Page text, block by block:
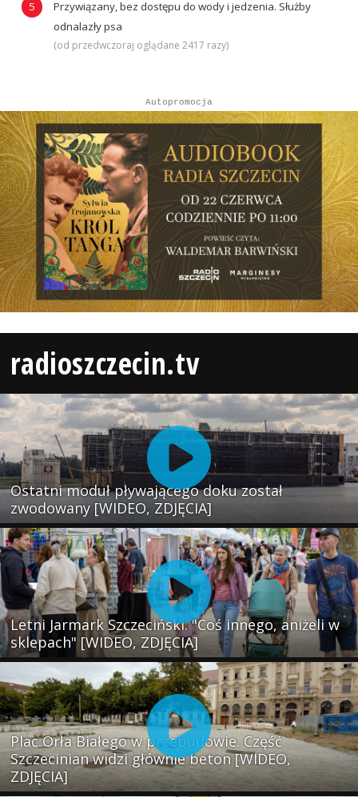
Przywiązany, bez dostępu do wody i jedzenia. Służby
odnalazły psa
(od przedwczoraj oglądane 2417 razy)
Autopromocja
radioszczecin.tv
Ostatni moduł pływającego doku został
zwodowany [WIDEO, ZDJĘCIA]
Letni Jarmark Szczeciński. "Coś innego, aniżeli w
sklepach" [WIDEO, ZDJĘCIA]
Plac Orła Białego w przebudowie. Część
Szczecinian widzi głównie beton [WIDEO,
ZDJĘCIA]